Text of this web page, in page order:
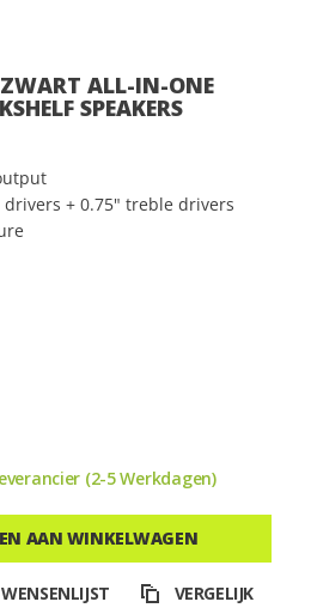
ALL-IN-ONE
SPEAKERS
+ 0.75" treble drivers
(2-5 Werkdagen)
AAN WINKELWAGEN
VERGELIJK